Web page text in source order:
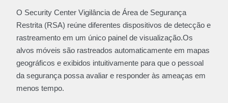
O Security Center Vigilância de Área de Segurança
Restrita (RSA) reúne diferentes dispositivos de detecção e
rastreamento em um único painel de visualização.Os
alvos móveis são rastreados automaticamente em mapas
geográficos e exibidos intuitivamente para que o pessoal
da segurança possa avaliar e responder às ameaças em
menos tempo.